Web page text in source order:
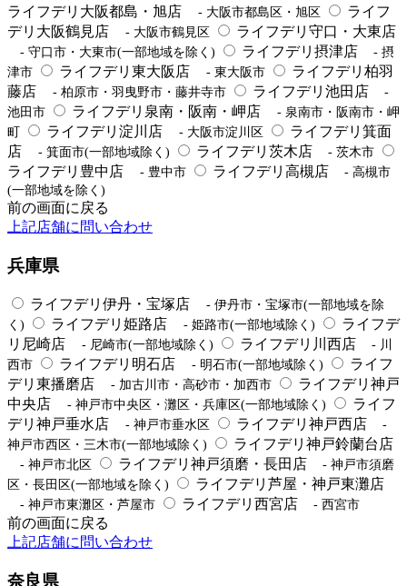
ライフデリ大阪都島・旭店 - 大阪市都島区・旭区
ライフ
デリ大阪鶴見店
- 大阪市鶴見区 ライフデリ守口・大東店
- 守口市・大東市(一部地域を除く) ライフデリ摂津店
- 摂
津市
ライフデリ東大阪店 - 東大阪市
ライフデリ柏羽
藤店
- 柏原市・羽曳野市・藤井寺市 ライフデリ池田店
-
池田市
ライフデリ泉南・阪南・岬店
- 泉南市・阪南市・岬
町
ライフデリ淀川店 - 大阪市淀川区
ライフデリ箕面
店
- 箕面市(一部地域除く) ライフデリ茨木店 - 茨木市
ライフデリ豊中店 - 豊中市 ライフデリ高槻店
- 高槻市
(一部地域を除く)
前の画面に戻る
上記店舗に問い合わせ
兵庫県
ライフデリ伊丹・宝塚店
- 伊丹市・宝塚市(一部地域を除
く)
ライフデリ姫路店 - 姫路市(一部地域除く)
ライフデ
リ尼崎店
- 尼崎市(一部地域除く) ライフデリ川西店
- 川
西市
ライフデリ明石店 - 明石市(一部地域除く)
ライフ
デリ東播磨店
- 加古川市・高砂市・加西市
ライフデリ神戸
中央店
- 神戸市中央区・灘区・兵庫区(一部地域除く)
ライフ
デリ神戸垂水店
- 神戸市垂水区 ライフデリ神戸西店
-
神戸市西区・三木市(一部地域除く)
ライフデリ神戸鈴蘭台店
- 神戸市北区 ライフデリ神戸須磨・長田店
- 神戸市須磨
区・長田区(一部地域を除く)
ライフデリ芦屋・神戸東灘店
- 神戸市東灘区・芦屋市 ライフデリ西宮店 - 西宮市
前の画面に戻る
上記店舗に問い合わせ
奈良県